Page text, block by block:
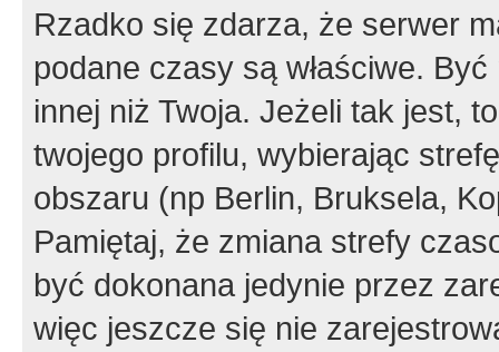
Rzadko się zdarza, że serwer
podane czasy są właściwe.
innej niż Twoja. Jeżeli tak jest,
twojego profilu, wybierając
obszaru (np Berlin, Bruksela,
Pamiętaj, że zmiana strefy
być dokonana jedynie przez
więc jeszcze się nie